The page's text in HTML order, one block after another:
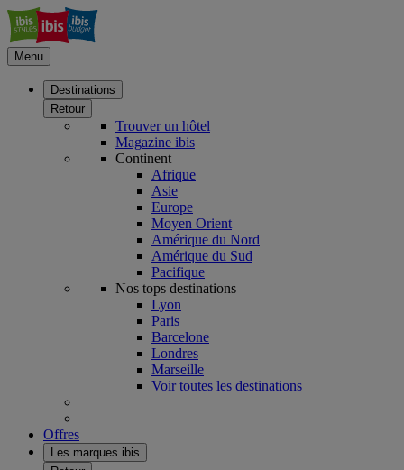
Menu
Destinations
Retour
Trouver un hôtel
Magazine ibis
Continent
Afrique
Asie
Europe
Moyen Orient
Amérique du Nord
Amérique du Sud
Pacifique
Nos tops destinations
Lyon
Paris
Barcelone
Londres
Marseille
Voir toutes les destinations
Offres
Les marques ibis